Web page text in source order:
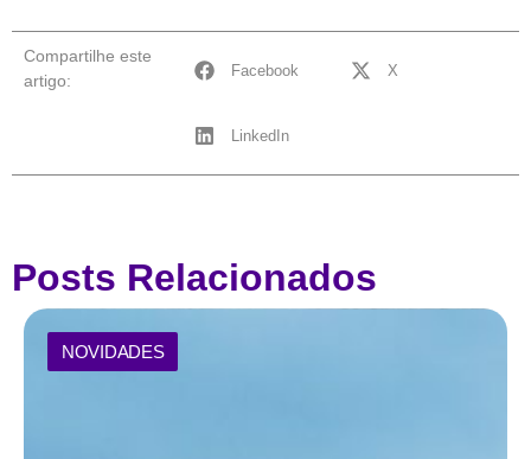
Compartilhe este
artigo:
Facebook X
LinkedIn
Posts Relacionados
NOVIDADES